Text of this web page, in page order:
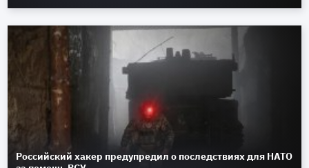
Российский хакер предупредил о последствиях для НАТО